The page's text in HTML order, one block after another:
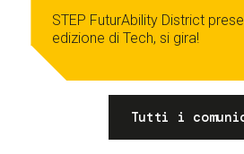
STEP FuturAbility District
edizione di Tech, si gira!
Tutti i